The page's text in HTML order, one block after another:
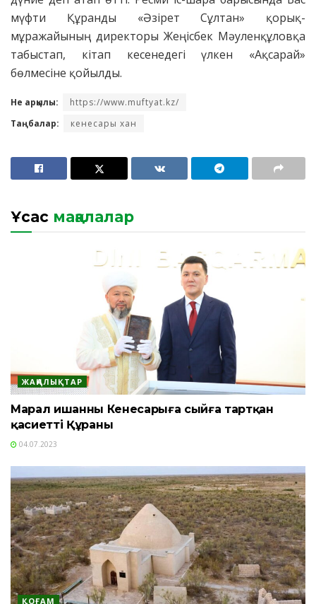
мүфти Құранды «Әзірет Сұлтан» қорық-
мұражайының директоры Жеңісбек Мәуленқұловқа
табыстап, кітап кесенедегі үлкен «Ақсарай»
бөлмесіне қойылды.
Не арқылы:
https://www.muftyat.kz/
Таңбалар:
кенесары хан
Ұқсас мақалалар
ЖАҢАЛЫҚТАР
Марал ишанның Кенесарыға сыйға тартқан
қасиетті Құраны
04.07.2023
ҚОҒАМ